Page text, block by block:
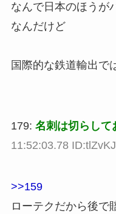
なんで日本のほうが
なんだけど
国際的な鉄道輸出で
179: 名刺は切らして
11:52:03.78
>>159
ローテクだから後で